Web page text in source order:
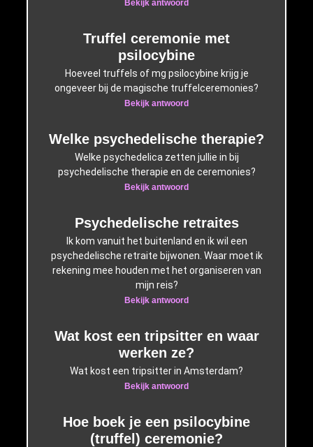
Bekijk antwoord
Truffel ceremonie met
psilocybine
Hoeveel truffels of mg psilocybine krijg je
ongeveer bij de magische truffelceremonies?
Bekijk antwoord
Welke psychedelische therapie?
Welke psychedelica zetten jullie in bij
psychedelische therapie en de ceremonies?
Bekijk antwoord
Psychedelische retraites
Ik kom vanuit het buitenland en ik wil een
psychedelische retraite bijwonen. Waar moet ik
rekening mee houden met het organiseren van
mijn reis?
Bekijk antwoord
Wat kost een tripsitter en waar
werken ze?
Wat kost een tripsitter in Amsterdam?
Bekijk antwoord
Hoe boek je een psilocybine
(truffel) ceremonie?